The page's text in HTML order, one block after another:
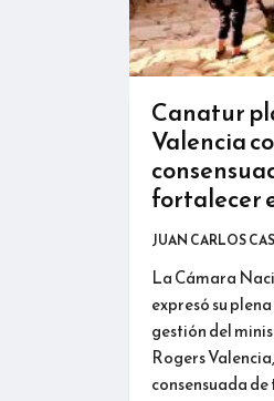
Canatur
Valencia
fortalecer
JUAN CARLOS
La Cámara
expresó su
gestión del
Rogers
consensuada